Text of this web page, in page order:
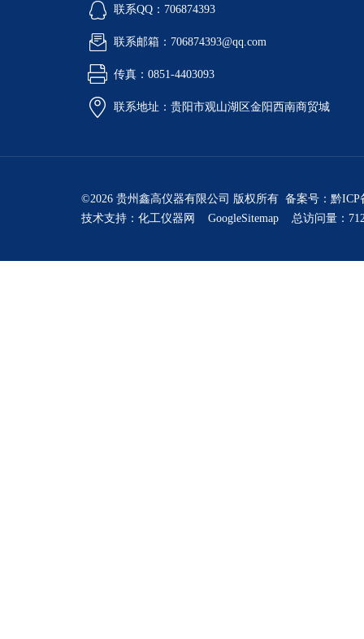
联系QQ：706874393
联系邮箱：706874393@qq.com
传真：0851-4403093
联系地址：贵阳市观山湖区金阳西南商贸城
©2026 贵州鑫高仪器有限公司 版权所有 备案号： 黔ICP
技术支持： 化工仪器网 GoogleSitemap 总访问量：